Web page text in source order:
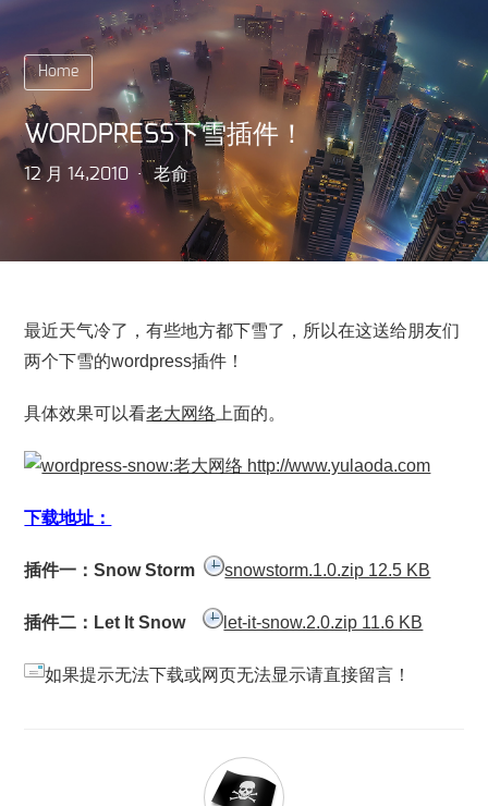
Home
WORDPRESS下雪插件！
12 月 14,2010 老俞
最近天气冷了，有些地方都下雪了，所以在这送给朋友们
两个下雪的wordpress插件！
具体效果可以看老大网络 上面的。
下载地址：
插件一：Snow Storm snowstorm.1.0.zip 12.5 KB
插件二：Let It Snow let-it-snow.2.0.zip 11.6 KB
如果提示无法下载或网页无法显示请直接留言！